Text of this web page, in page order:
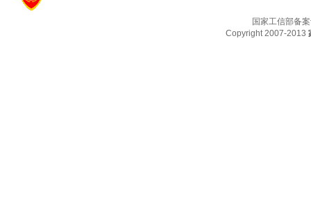
国家工信部备
Copyright 2007-2013